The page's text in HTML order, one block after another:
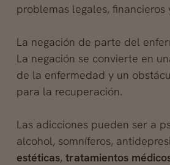
problemas legales, financieros
La negación de parte del
La negación se convierte en
de la enfermedad y un
para la recuperación.
Las adicciones pueden ser a
alcohol, somníferos,
estéticas,tratamientos